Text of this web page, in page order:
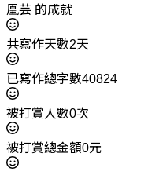
凰芸 的成就
共寫作天數2天
已寫作總字數40824
被打賞人數0次
被打賞總金額0元